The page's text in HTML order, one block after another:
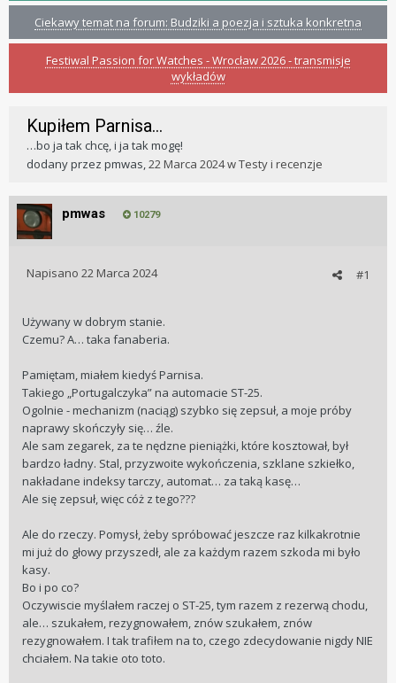
Ciekawy temat na forum: Budziki a poezja i sztuka konkretna
Festiwal Passion for Watches - Wrocław 2026 - transmisje
wykładów
Kupiłem Parnisa…
…bo ja tak chcę, i ja tak mogę!
dodany przez pmwas,22 Marca 2024wTesty i recenzje
pmwas 10279
#1
Napisano 22 Marca 2024
Używany w dobrym stanie.
Czemu? A… taka fanaberia.
Pamiętam, miałem kiedyś Parnisa.
Takiego „Portugalczyka” na automacie ST-25.
Ogolnie - mechanizm (naciąg) szybko się zepsuł, a moje próby
naprawy skończyły się… źle.
Ale sam zegarek, za te nędzne pieniążki, które kosztował, był
bardzo ładny. Stal, przyzwoite wykończenia, szklane szkiełko,
nakładane indeksy tarczy, automat… za taką kasę…
Ale się zepsuł, więc cóż z tego???
Ale do rzeczy. Pomysł, żeby spróbować jeszcze raz kilkakrotnie
mi już do głowy przyszedł, ale za każdym razem szkoda mi było
kasy.
Bo i po co?
Oczywiscie myślałem raczej o ST-25, tym razem z rezerwą chodu,
ale… szukałem, rezygnowałem, znów szukałem, znów
rezygnowałem. I tak trafiłem na to, czego zdecydowanie nigdy NIE
chciałem. Na takie oto toto.